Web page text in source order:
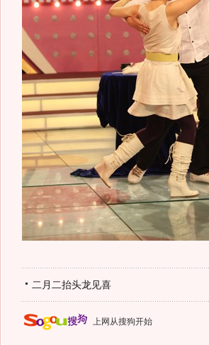
二月二抬头龙见喜
上网从搜狗开始